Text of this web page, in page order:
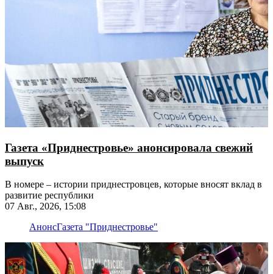
Газета «Приднестровье» анонсировала свежий
выпуск
В номере – истории приднестровцев, которые вносят вклад в
развитие республики
07 Авг., 2026, 15:08
АнонсГазета "Приднестровье"